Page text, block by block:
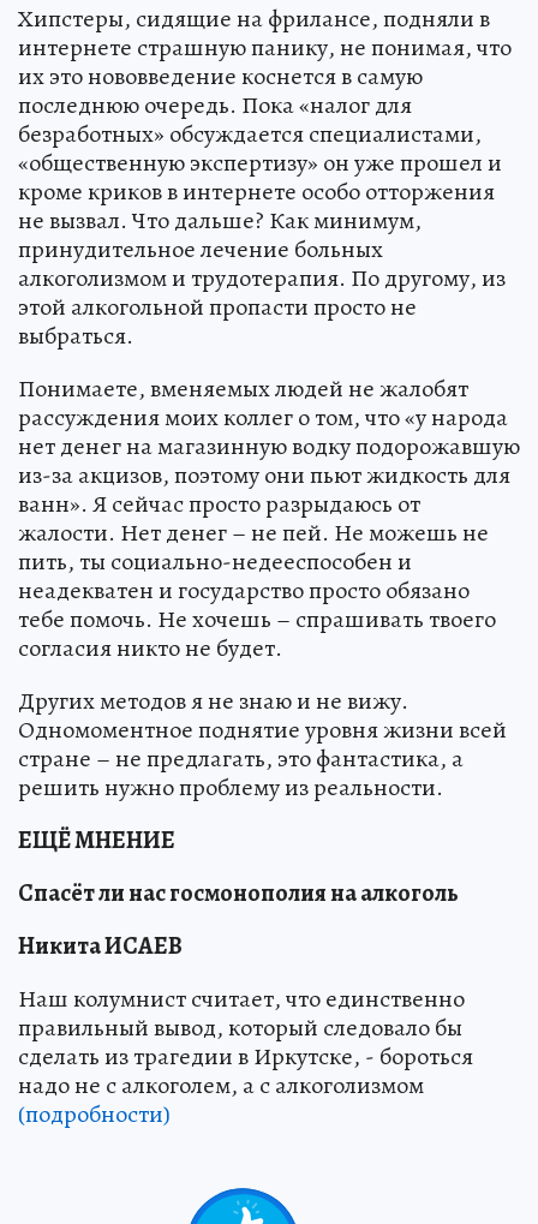
Хипстеры, сидящие на фрилансе, подняли в
интернете страшную панику, не понимая, что
их это нововведение коснется в самую
последнюю очередь. Пока «налог для
безработных» обсуждается специалистами,
«общественную экспертизу» он уже прошел и
кроме криков в интернете особо отторжения
не вызвал. Что дальше? Как минимум,
принудительное лечение больных
алкоголизмом и трудотерапия. По другому, из
этой алкогольной пропасти просто не
выбраться.
Понимаете, вменяемых людей не жалобят
рассуждения моих коллег о том, что «у народа
нет денег на магазинную водку подорожавшую
из-за акцизов, поэтому они пьют жидкость для
ванн». Я сейчас просто разрыдаюсь от
жалости. Нет денег – не пей. Не можешь не
пить, ты социально-недееспособен и
неадекватен и государство просто обязано
тебе помочь. Не хочешь – спрашивать твоего
согласия никто не будет.
Других методов я не знаю и не вижу.
Одномоментное поднятие уровня жизни всей
стране – не предлагать, это фантастика, а
решить нужно проблему из реальности.
ЕЩЁ МНЕНИЕ
Спасёт ли нас госмонополия на алкоголь
Никита ИСАЕВ
Наш колумнист считает, что единственно
правильный вывод, который следовало бы
сделать из трагедии в Иркутске, - бороться
надо не с алкоголем, а с алкоголизмом
(подробности)